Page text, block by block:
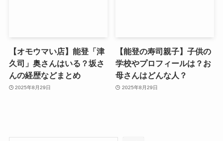
【オモウマい店】能登「津
久司」奥さんはいる？坂さ
んの経歴などまとめ
2025年8月29日
【能登の寿司親子】子供の
学校やプロフィールは？お
母さんはどんな人？
2025年8月29日